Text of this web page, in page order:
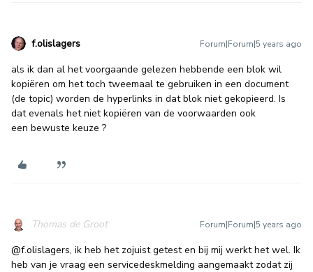
f.olislagers Forum|Forum|5 years ago
als ik dan al het voorgaande gelezen hebbende een blok wil
kopiëren om het toch tweemaal te gebruiken in een document
(de topic) worden de hyperlinks in dat blok niet gekopieerd. Is
dat evenals het niet kopiëren van de voorwaarden ook
een bewuste keuze ?
Thomas de Groot Forum|Forum|5 years ago
@f.olislagers, ik heb het zojuist getest en bij mij werkt het wel. Ik
heb van je vraag een servicedeskmelding aangemaakt zodat zij